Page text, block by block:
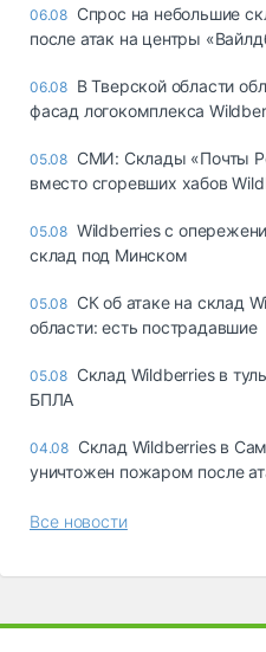
06.08 Спрос на небольшие
после атак на центры
06.08 В Тверской области
фасад логокомплекса
05.08 СМИ: Склады «Почты
вместо сгоревших хабов
05.08 Wildberries с
склад под Минском
05.08 СК об атаке на склад
области: есть пострадавшие
05.08 Склад Wildberries в
БПЛА
04.08 Склад Wildberries в
уничтожен пожаром после
Все новости